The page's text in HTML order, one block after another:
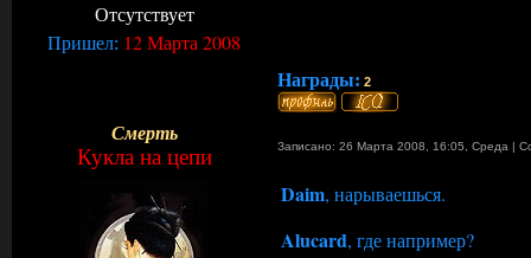
Отсутствует
Пришел: 12 Марта 2008
Награды: 2
Смерть
Кукла на цепи Записано: 26 Марта 2008, 16:05, Среда |
Daim, нарываешься.
Alucard, где например?